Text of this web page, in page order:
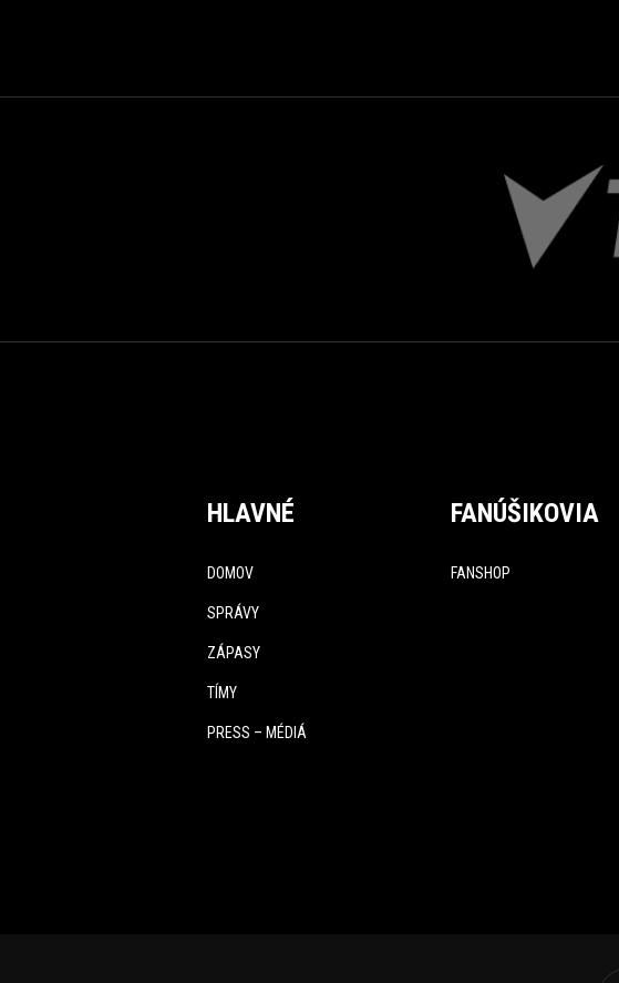
HLAVNÉ
DOMOV
SPRÁVY
ZÁPASY
TÍMY
PRESS – MÉDIÁ
FANÚŠIKOVIA
FANSHOP